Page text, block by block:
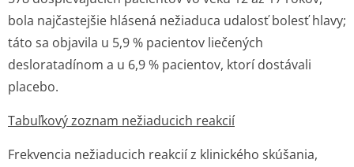
bola najčastejšie hlásená nežiaduca udalosť bolesť hlavy;
táto sa objavila u 5,9 % pacientov liečených
desloratadínom a u 6,9 % pacientov, ktorí dostávali
placebo.
Tabuľkový zoznam nežiaducich reakcií
Frekvencia nežiaducich reakcií z klinického skúšania,